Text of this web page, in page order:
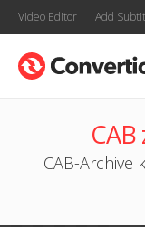
Video Editor Add
CAB
CAB-Archive